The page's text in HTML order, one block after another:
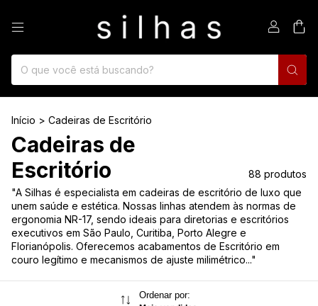
Início > Cadeiras de Escritório
Cadeiras de
Escritório
88 produtos
"A Silhas é especialista em cadeiras de escritório de luxo que
unem saúde e estética. Nossas linhas atendem às normas de
ergonomia NR-17, sendo ideais para diretorias e escritórios
executivos em São Paulo, Curitiba, Porto Alegre e
Florianópolis. Oferecemos acabamentos de Escritório em
couro legítimo e mecanismos de ajuste milimétrico..."
Ordenar por: